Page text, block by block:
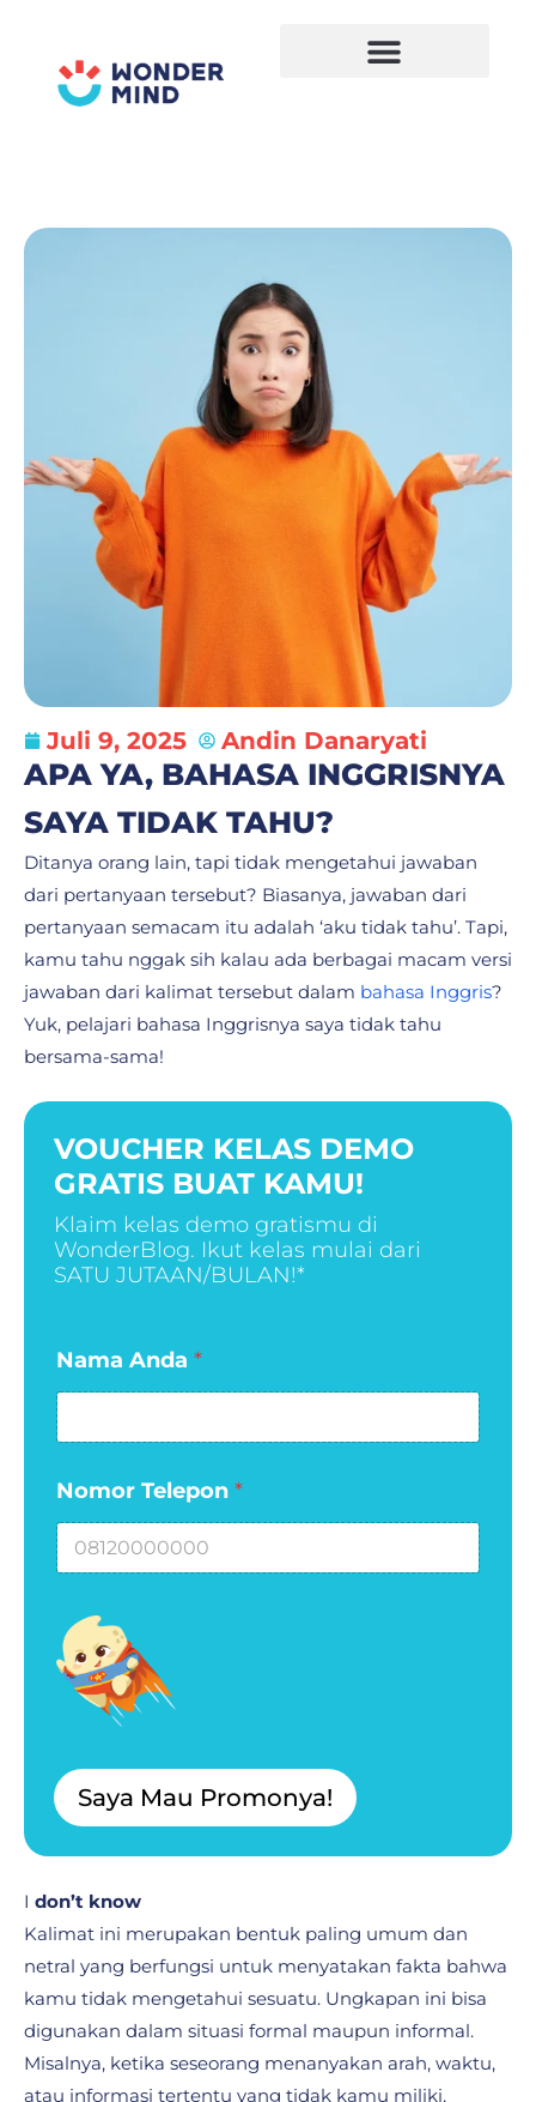
Juli 9, 2025 Andin Danaryati
APA YA, BAHASA INGGRISNYA
SAYA TIDAK TAHU?
Ditanya orang lain, tapi tidak mengetahui jawaban
dari pertanyaan tersebut? Biasanya, jawaban dari
pertanyaan semacam itu adalah ‘aku tidak tahu’. Tapi,
kamu tahu nggak sih kalau ada berbagai macam versi
jawaban dari kalimat tersebut dalam bahasa Inggris?
Yuk, pelajari bahasa Inggrisnya saya tidak tahu
bersama-sama!
VOUCHER KELAS DEMO
GRATIS BUAT KAMU!
Klaim kelas demo gratismu di
WonderBlog. Ikut kelas mulai dari
SATU JUTAAN/BULAN!*
a
m
a
T
l
e
p
o
Nama Anda *
Nomor Telepon *
Saya Mau Promonya!
I don’t know
Kalimat ini merupakan bentuk paling umum dan
netral yang berfungsi untuk menyatakan fakta bahwa
kamu tidak mengetahui sesuatu. Ungkapan ini bisa
digunakan dalam situasi formal maupun informal.
Misalnya, ketika seseorang menanyakan arah, waktu,
atau informasi tertentu yang tidak kamu miliki,